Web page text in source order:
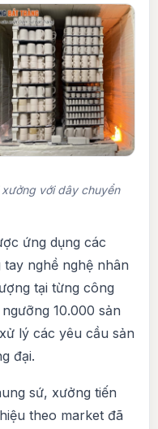
với dây chuyển
ứng dụng các
nghề nghệ nhân
tại từng công
10.000 sản
lý các yêu cầu sản
đại.
sứ, xưởng tiến
theo market đã